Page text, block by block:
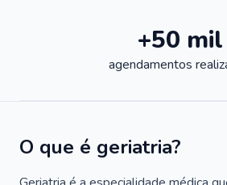
+50 mil
agendamentos
O que é geriatria?